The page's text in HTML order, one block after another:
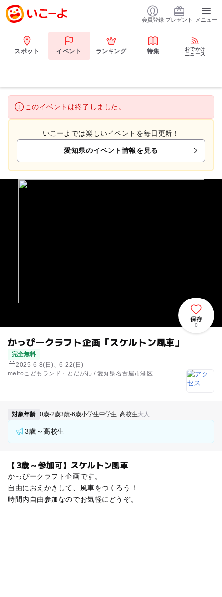
会員登録 プレゼント メニュー
スポット イベント ランキング 特集
おでかけ
ニュース
このイベントは終了しました。
いこーよでは楽しいイベントを毎日更新！
愛知県のイベント情報を見る
かっぴークラフト企画「スケルトン風車」
完全無料
2025-6-8(日)、6-22(日)
meitoこどもランド・とだがわ / 愛知県名古屋市港区
保存
0
対象年齢 0歳-2歳3歳-6歳小学生中学生･高校生大人
3歳～高校生
【3歳～参加可】スケルトン風車
かっぴークラフト企画です。
自由におえかきして、風車をつくろう！
時間内自由参加なのでお気軽にどうぞ。